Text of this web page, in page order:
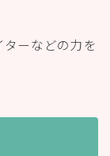
ーなどの力を